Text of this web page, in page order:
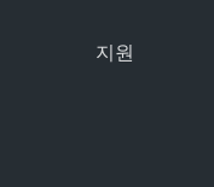
지원